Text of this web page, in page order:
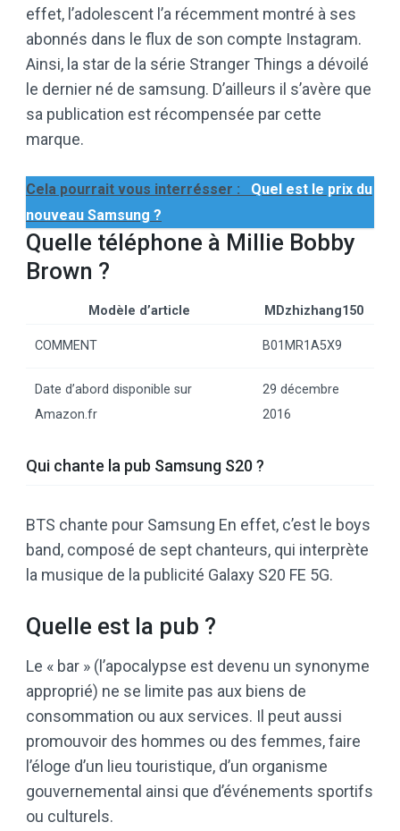
effet, l’adolescent l’a récemment montré à ses
abonnés dans le flux de son compte Instagram.
Ainsi, la star de la série Stranger Things a dévoilé
le dernier né de samsung. D’ailleurs il s’avère que
sa publication est récompensée par cette
marque.
Cela pourrait vous interrésser :
Quel est le prix du
nouveau Samsung ?
Quelle téléphone à Millie Bobby
Brown ?
Modèle d’article MDzhizhang150
COMMENT B01MR1A5X9
Date d’abord disponible sur
Amazon.fr
29 décembre
2016
Qui chante la pub Samsung S20 ?
BTS chante pour Samsung En effet, c’est le boys
band, composé de sept chanteurs, qui interprète
la musique de la publicité Galaxy S20 FE 5G.
Quelle est la pub ?
Le « bar » (l’apocalypse est devenu un synonyme
approprié) ne se limite pas aux biens de
consommation ou aux services. Il peut aussi
promouvoir des hommes ou des femmes, faire
l’éloge d’un lieu touristique, d’un organisme
gouvernemental ainsi que d’événements sportifs
ou culturels.